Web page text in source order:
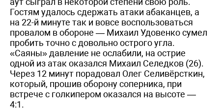
Гостям удалось сдержать атаки абаканцев, а
на 22-й минуте так и вовсе воспользоваться
провалом в обороне — Михаил Удовенко сумел
пробить точно с довольно острого угла.
«Саяны» давление не ослабили, на острие
одной из атак оказался Михаил Селедков (26).
Через 12 минут порадовал Олег Селивёрсткин,
который, прошив оборону соперника, при
встрече с голкипером оказался на высоте —
4:1.